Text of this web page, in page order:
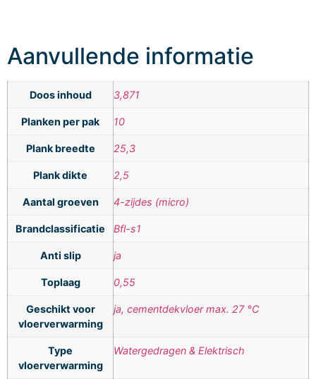
Aanvullende informatie
Doos inhoud 3,871
Planken per pak 10
Plank breedte 25,3
Plank dikte 2,5
Aantal groeven 4-zijdes (micro)
Brandclassificatie Bfl-s1
Anti slip ja
Toplaag 0,55
Geschikt voor
vloerverwarming
ja, cementdekvloer max. 27 °C
Type
vloerverwarming
Watergedragen & Elektrisch